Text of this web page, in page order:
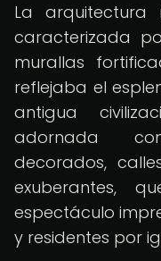
La arquitectura
caracterizada
murallas
reflejaba el
antigua
adornada
decorados,
exuberantes,
espectáculo
y residentes por